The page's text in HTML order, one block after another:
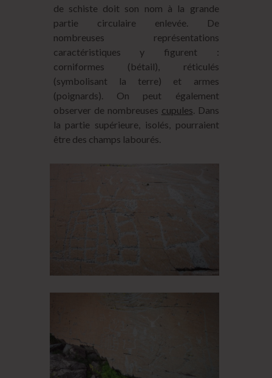
de schiste doit son nom à la grande
partie circulaire enlevée. De
nombreuses représentations
caractéristiques y figurent :
corniformes (bétail), réticulés
(symbolisant la terre) et armes
(poignards). On peut également
observer de nombreuses cupules . Dans
la partie supérieure, isolés, pourraient
être des champs labourés.